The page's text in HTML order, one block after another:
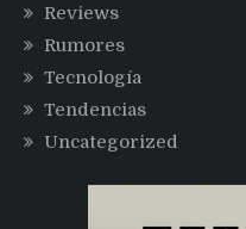
Reviews
Rumores
Tecnología
Tendencias
Uncategorized